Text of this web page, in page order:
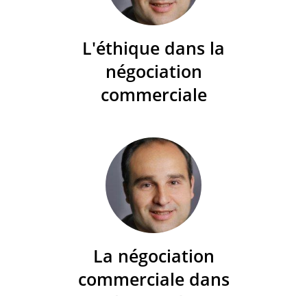
L'éthique dans la
négociation
commerciale
La négociation
commerciale dans